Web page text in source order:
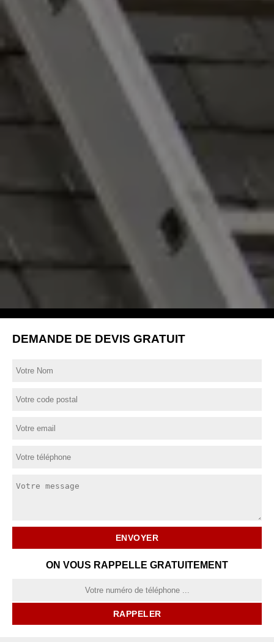
DEMANDE DE DEVIS GRATUIT
ON VOUS RAPPELLE GRATUITEMENT